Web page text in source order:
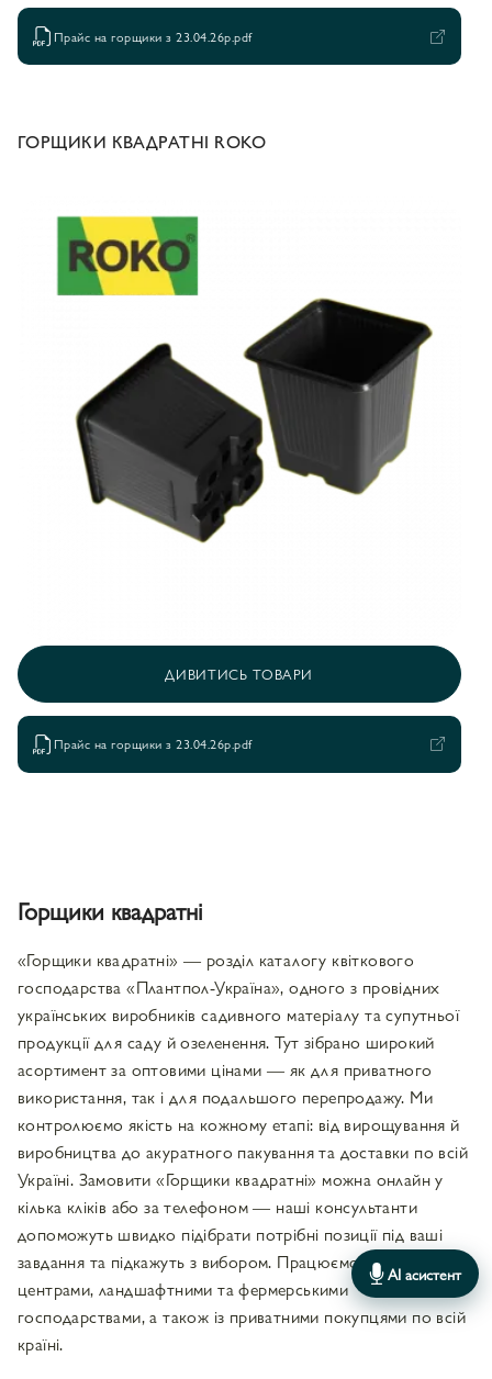
Прайс на горщики з 23.04.26р.pdf
ГОРЩИКИ КВАДРАТНІ ROKO
ДИВИТИСЬ ТОВАРИ
Прайс на горщики з 23.04.26р.pdf
Горщики квадратні
«Горщики квадратні» — розділ каталогу квіткового
господарства «Плантпол-Україна», одного з провідних
українських виробників садивного матеріалу та супутньої
продукції для саду й озеленення. Тут зібрано широкий
асортимент за оптовими цінами — як для приватного
використання, так і для подальшого перепродажу. Ми
контролюємо якість на кожному етапі: від вирощування й
виробництва до акуратного пакування та доставки по всій
Україні. Замовити «Горщики квадратні» можна онлайн у
кілька кліків або за телефоном — наші консультанти
допоможуть швидко підібрати потрібні позиції під ваші
завдання та підкажуть з вибором. Працюємо із садовими
центрами, ландшафтними та фермерськими
господарствами, а також із приватними покупцями по всій
країні.
AI асистент